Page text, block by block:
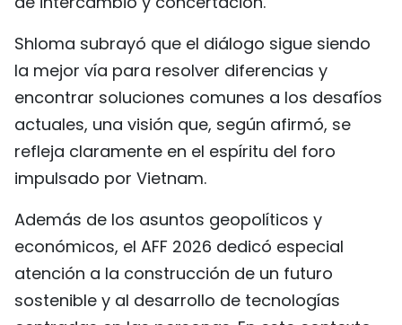
Shloma subrayó que el diálogo sigue siendo
la mejor vía para resolver diferencias y
encontrar soluciones comunes a los desafíos
actuales, una visión que, según afirmó, se
refleja claramente en el espíritu del foro
impulsado por Vietnam.
Además de los asuntos geopolíticos y
económicos, el AFF 2026 dedicó especial
atención a la construcción de un futuro
sostenible y al desarrollo de tecnologías